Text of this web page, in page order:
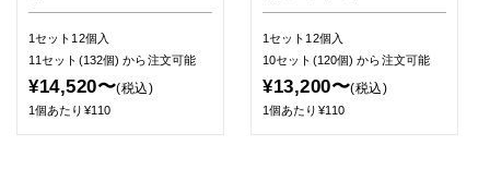
1セット12個入
11セット(132個)から注文可能
¥14,520〜(税込)
1個あたり¥110
1セット12個入
10セット(120個)から注文可能
¥13,200〜(税込)
1個あたり¥110